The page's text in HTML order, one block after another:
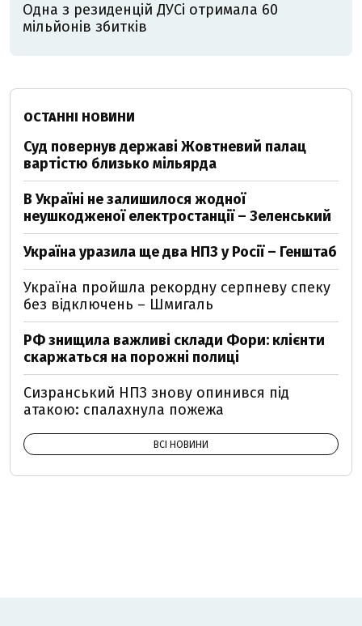
Одна з резиденцій ДУСі отримала 60
мільйонів збитків
ОСТАННІ НОВИНИ
Суд повернув державі Жовтневий палац
вартістю близько мільярда
В Україні не залишилося жодної
неушкодженої електростанції – Зеленський
Україна уразила ще два НПЗ у Росії – Генштаб
Україна пройшла рекордну серпневу спеку
без відключень – Шмигаль
РФ знищила важливі склади Фори: клієнти
скаржаться на порожні полиці
Сизранський НПЗ знову опинився під
атакою: спалахнула пожежа
ВСІ НОВИНИ